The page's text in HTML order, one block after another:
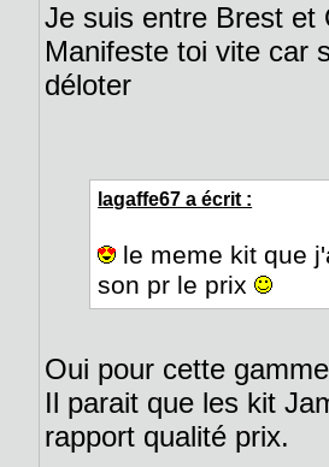
Je suis entre Brest et
Manifeste toi vite car
déloter
lagaffe67 a écrit :
le meme kit que
son pr le prix
Oui pour cette
Il parait que les kit
rapport qualité prix.